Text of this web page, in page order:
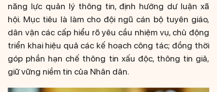
năng lực quản lý thông tin, định hướng dư luận xã
hội. Mục tiêu là làm cho đội ngũ cán bộ tuyên giáo,
dân vận các cấp hiểu rõ yêu cầu nhiệm vụ, chủ động
triển khai hiệu quả các kế hoạch công tác; đồng thời
góp phần hạn chế thông tin xấu độc, thông tin giả,
giữ vững niềm tin của Nhân dân.